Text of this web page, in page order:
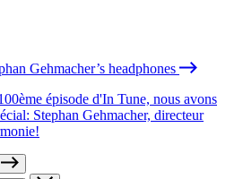
Gehmacher’s headphones
épisode d'In Tune, nous avons
Stephan Gehmacher, directeur